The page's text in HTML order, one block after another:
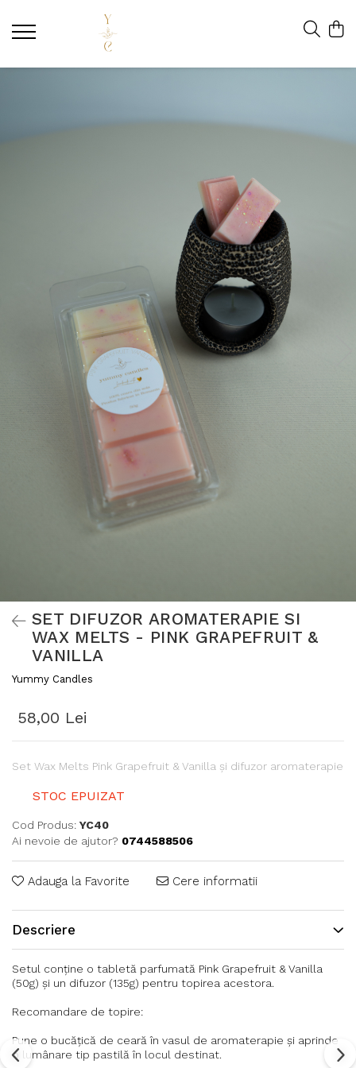
SET DIFUZOR AROMATERAPIE SI
WAX MELTS - PINK GRAPEFRUIT &
VANILLA
Yummy Candles
58,00 Lei
Set Wax Melts Pink Grapefruit & Vanilla și difuzor aromaterapie
STOC EPUIZAT
Cod Produs: YC40
Ai nevoie de ajutor? 0744588506
Adauga la Favorite Cere informatii
Descriere
Setul conține o tabletă parfumată Pink Grapefruit & Vanilla
(50g) și un difuzor (135g) pentru topirea acestora.
Recomandare de topire:
Pune o bucățică de ceară în vasul de aromaterapie și aprinde
o lumânare tip pastilă în locul destinat.